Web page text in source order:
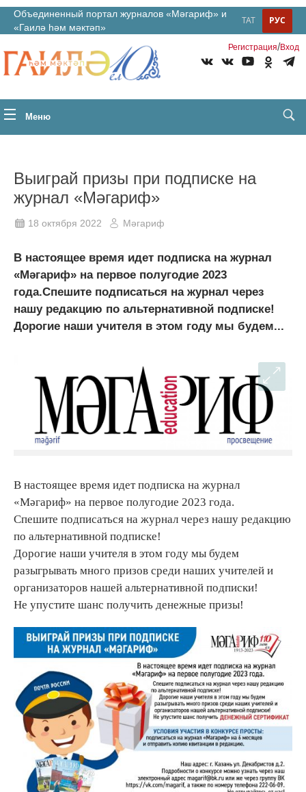
Объединенный портал журналов «Мәгариф» и
«Гаилә һәм мәктәп»
РУС
ТАТ
Регистрация/Вход
Меню
Выиграй призы при подписке на
журнал «Мәгариф»
18 октября 2022 Мәгариф
В настоящее время идет подписка на журнал
«Мәгариф» на первое полугодие 2023
года.Спешите подписаться на журнал через
нашу редакцию по альтернативной подписке!
Дорогие наши учителя в этом году мы будем...
В настоящее время идет подписка на журнал
«Мәгариф» на первое полугодие 2023 года.
Спешите подписаться на журнал через нашу редакцию
по альтернативной подписке!
Дорогие наши учителя в этом году мы будем
разыгрывать много призов среди наших учителей и
организаторов нашей альтернативной подписки!
Не упустите шанс получить денежные призы!